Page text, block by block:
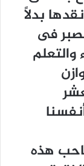
ﺑﺪﻻً
ﻓﻰ
ﻫﺬﻩ